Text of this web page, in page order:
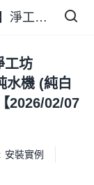
【省錢王-詢問打7折-再送濾心】淨工坊 AQUAS A16 直輸型雙效節能RO純水機 (純白款) (自帶TDS水質檢測) 安裝實例【2026/02/07 新竹張先生】
工坊
水機 (純白
2026/02/07
安裝實例